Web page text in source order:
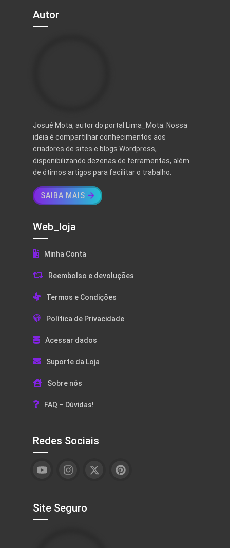
Autor
Josué Mota, autor do portal Lima_Mota. Nossa
ideia é compartilhar conhecimentos aos
criadores de sites e blogs Wordpress,
disponibilizando dezenas de ferramentas, além
de ótimos artigos para facilitar o trabalho.
SAIBA MAIS
Web_loja
Minha Conta
Reembolso e devoluções
Termos e Condições
Política de Privacidade
Acessar dados
Suporte da Loja
Sobre nós
FAQ – Dúvidas!
Redes Sociais
Site Seguro